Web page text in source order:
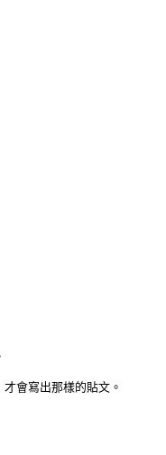
會寫出那樣的貼文。